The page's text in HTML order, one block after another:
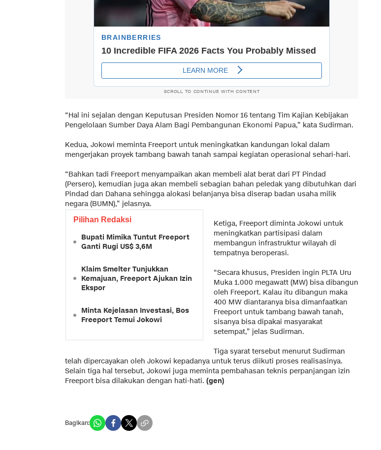
SCROLL TO CONTINUE WITH CONTENT
“Hal ini sejalan dengan Keputusan Presiden Nomor 16 tentang Tim Kajian Kebijakan
Pengelolaan Sumber Daya Alam Bagi Pembangunan Ekonomi Papua,” kata Sudirman.
Kedua, Jokowi meminta Freeport untuk meningkatkan kandungan lokal dalam
mengerjakan proyek tambang bawah tanah sampai kegiatan operasional sehari-hari.
“Bahkan tadi Freeport menyampaikan akan membeli alat berat dari PT Pindad
(Persero), kemudian juga akan membeli sebagian bahan peledak yang dibutuhkan dari
Pindad dan Dahana sehingga alokasi belanjanya bisa diserap badan usaha milik
negara (BUMN),” jelasnya.
Pilihan Redaksi
Bupati Mimika Tuntut Freeport
Ganti Rugi US$ 3,6M
Klaim Smelter Tunjukkan
Kemajuan, Freeport Ajukan Izin
Ekspor
Minta Kejelasan Investasi, Bos
Freeport Temui Jokowi
Ketiga, Freeport diminta Jokowi untuk
meningkatkan partisipasi dalam
membangun infrastruktur wilayah di
tempatnya beroperasi.
“Secara khusus, Presiden ingin PLTA Uru
Muka 1.000 megawatt (MW) bisa dibangun
oleh Freeport. Kalau itu dibangun maka
400 MW diantaranya bisa dimanfaatkan
Freeport untuk tambang bawah tanah,
sisanya bisa dipakai masyarakat
setempat,” jelas Sudirman.
Tiga syarat tersebut menurut Sudirman
telah dipercayakan oleh Jokowi kepadanya untuk terus diikuti proses realisasinya.
Selain tiga hal tersebut, Jokowi juga meminta pembahasan teknis perpanjangan izin
Freeport bisa dilakukan dengan hati-hati. (gen)
Bagikan: